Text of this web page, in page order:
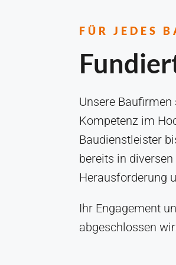
FÜR JEDES
Unsere
Kompetenz im
Baudienstleister
bereits in
Herausforderung
Ihr Engagement
abgeschlossen